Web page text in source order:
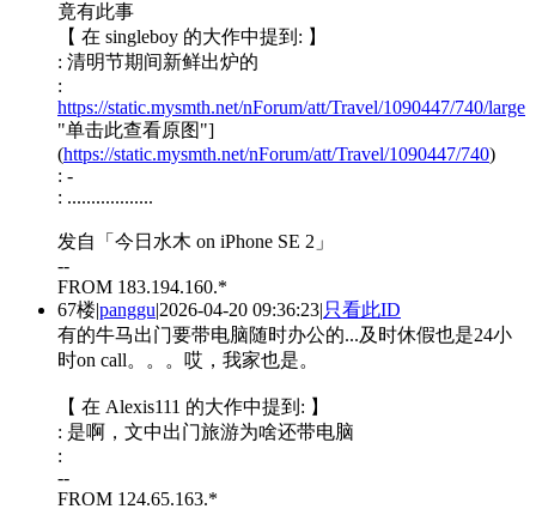
竟有此事
【 在 singleboy 的大作中提到: 】
: 清明节期间新鲜出炉的
:
https://static.mysmth.net/nForum/att/Travel/1090447/740/large
"单击此查看原图"]
(https://static.mysmth.net/nForum/att/Travel/1090447/740)
: -
: ..................
发自「今日水木 on iPhone SE 2」
--
FROM 183.194.160.*
67楼|panggu|2026-04-20 09:36:23|只看此ID
有的牛马出门要带电脑随时办公的...及时休假也是24小
时on call。。。哎，我家也是。
【 在 Alexis111 的大作中提到: 】
: 是啊，文中出门旅游为啥还带电脑
:
--
FROM 124.65.163.*